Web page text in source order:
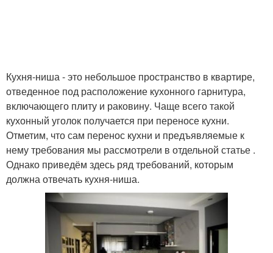
Кухня-ниша - это небольшое пространство в квартире,
отведенное под расположение кухонного гарнитура,
включающего плиту и раковину. Чаще всего такой
кухонный уголок получается при переносе кухни.
Отметим, что сам перенос кухни и предъявляемые к
нему требования мы рассмотрели в отдельной статье .
Однако приведём здесь ряд требований, которым
должна отвечать кухня-ниша.